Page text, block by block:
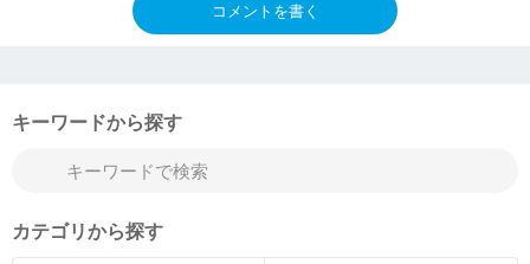
コメントを書く
キーワードから探す
カテゴリから探す